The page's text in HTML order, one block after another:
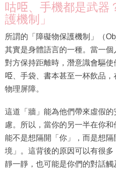
咕𠱸、手機都是武器
護機制」
所謂的「障礙物保護機制」（
其實是身體語言的一種。當一
對方保持距離時，潛意識會驅
𠱸、手袋、書本甚至一杯飲品
物理屏障。
這道「牆」能為他們帶來虛假
慮。所以，當你的另一半在你
能不是想隔開「你」，而是想
境」。這背後的原因可以有很
靜一靜，也可能是你們的對話觸